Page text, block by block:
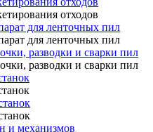
отходов
для ленточных пил
для ленточных пил
разводки и сварки пил
разводки и сварки пил
и механизмов